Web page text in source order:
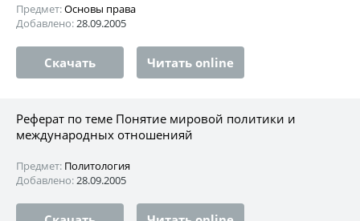
Предмет:Основы права
Добавлено:28.09.2005
Скачать Читать online
Реферат по теме Понятие мировой политики и
международных отношенияй
Предмет: Политология
Добавлено:28.09.2005